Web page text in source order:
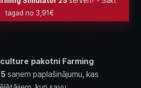
tagad no 3,91€
pakotni Farming
saņem paplašinājumu, kas